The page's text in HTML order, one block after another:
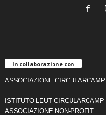
In collaborazione con
ASSOCIAZIONE CIRCULARCAMP
ISTITUTO LEUT CIRCULARCAMP
ASSOCIAZIONE NON-PROFIT